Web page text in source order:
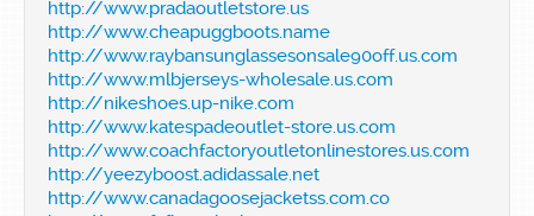
http://www.pradaoutletstore.us
http://www.cheapuggboots.name
http://www.raybansunglassesonsale90off.us.com
http://www.mlbjerseys-wholesale.us.com
http://nikeshoes.up-nike.com
http://www.katespadeoutlet-store.us.com
http://www.coachfactoryoutletonlinestores.us.com
http://yeezyboost.adidassale.net
http://www.canadagoosejacketss.com.co